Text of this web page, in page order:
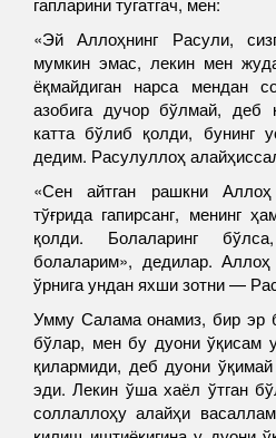
«Эй Аллоҳнинг Расули,
мумкин эмас, лекин мен
ёқмайдиган нарса мендан
азобига дучор бўлмай, деб
катта бўлиб қолди, бунинг
дедим. Расулуллоҳ
«Сен айтган рашкни
тўғрида гапирсанг, менинг
қолди. Болаларинг
болаларим», дедилар.
ўрнига ундан яхши зотни —
Умму Салама онамиз, бир эр
бўлар, мен бу дуони ўқисам
қилармиди, деб дуони
эди. Лекин ўша хаёл ўтган
соллаллоҳу алайҳи